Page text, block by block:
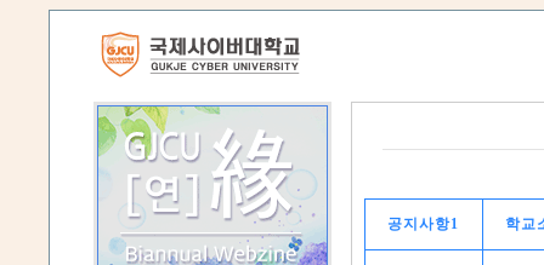
공지사항1 학교